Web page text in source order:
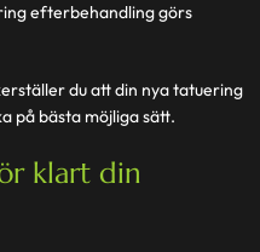
efterbehandling görs
du att din nya tatuering
på bästa möjliga sätt.
klart din